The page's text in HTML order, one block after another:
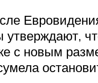
с новым